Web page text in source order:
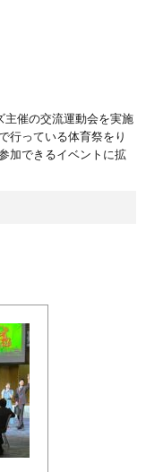
主催の交流運動会を実施
行っている体育祭をり
加できるイベントに拡